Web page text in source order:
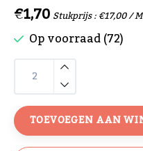
€1,70Stukprijs : €17,00 /
Op voorraad (72)
TOEVOEGEN AAN